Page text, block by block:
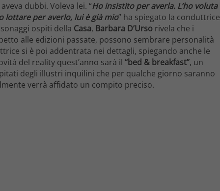
dubbi. Voleva lei. “Ho insistito per averla. L’ho voluta
lottare per averlo, lui è già mio” ha spiegato la conduttrice
ospiti della Casa, Barbara D’Urso rivela che i
alle edizioni passate, possono sembrare personalità
si è poi addentrata nei dettagli, spiegando anche le
del reality quest’anno sarà il “bed & breakfast”, un
degli illustri inquilini che per qualche giorno saranno
verrà affidato un compito preciso.